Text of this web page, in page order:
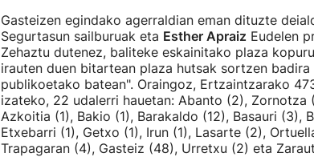
Gasteizen egindako agerraldian eman dituzte
Segurtasun sailburuak eta Esther ApraizEudelen
Zehaztu dutenez, baliteke eskainitako plaza
irauten duen bitartean plaza hutsak sortzen
publikoetako batean". Oraingoz, Ertzaintzarako
izateko, 22 udalerri hauetan: Abanto (2), Zornotza
Azkoitia (1), Bakio (1), Barakaldo (12), Basauri (3),
Etxebarri (1), Getxo (1), Irun (1), Lasarte (2),
Trapagaran (4), Gasteiz (48), Urretxu (2) eta